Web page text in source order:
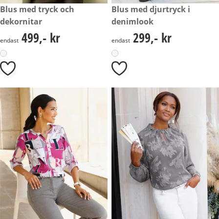
499,- kr
Blus med tryck och
dekornitar
499,- kr
endast 499,- kr
299,- kr
Blus med djurtryck i
denimlook
299,- kr
endast 299,- kr